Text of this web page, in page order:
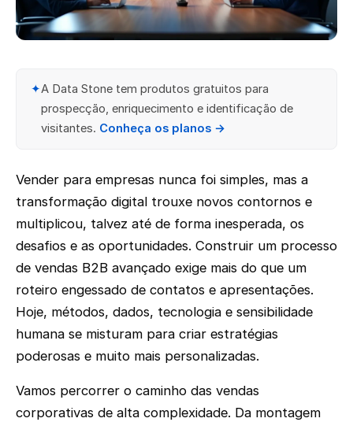
✦A Data Stone tem produtos gratuitos para
prospecção, enriquecimento e identificação de
visitantes. Conheça os planos →
Vender para empresas nunca foi simples, mas a
transformação digital trouxe novos contornos e
multiplicou, talvez até de forma inesperada, os
desafios e as oportunidades. Construir um processo
de vendas B2B avançado exige mais do que um
roteiro engessado de contatos e apresentações.
Hoje, métodos, dados, tecnologia e sensibilidade
humana se misturam para criar estratégias
poderosas e muito mais personalizadas.
Vamos percorrer o caminho das vendas
corporativas de alta complexidade. Da montagem